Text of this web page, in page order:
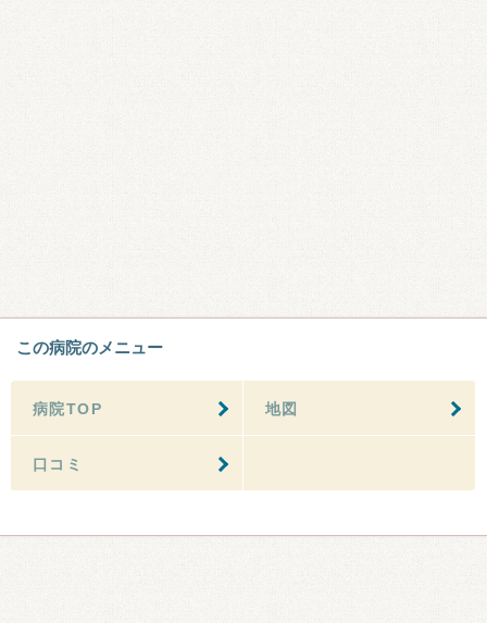
この病院のメニュー
病院TOP 地図
口コミ